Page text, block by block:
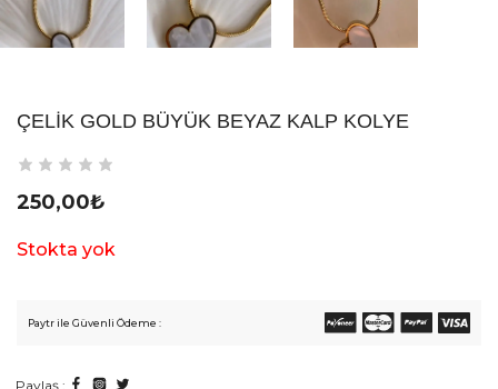
ÇELIK GOLD BÜYÜK BEYAZ KALP KOLYE
250,00₺
Stokta yok
Paytr ile Güvenli Ödeme :
Paylaş :